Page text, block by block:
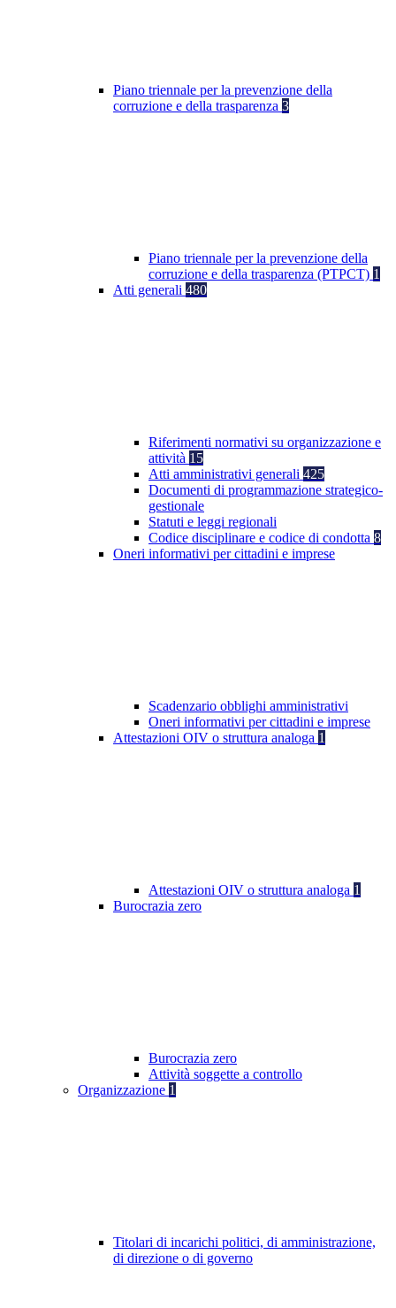
Piano triennale per la prevenzione della
corruzione e della trasparenza 3
Piano triennale per la prevenzione della
corruzione e della trasparenza (PTPCT) 1
Atti generali 480
Riferimenti normativi su organizzazione e
attività 15
Atti amministrativi generali 425
Documenti di programmazione strategico-
gestionale
Statuti e leggi regionali
Codice disciplinare e codice di condotta 8
Oneri informativi per cittadini e imprese
Scadenzario obblighi amministrativi
Oneri informativi per cittadini e imprese
Attestazioni OIV o struttura analoga 1
Attestazioni OIV o struttura analoga 1
Burocrazia zero
Burocrazia zero
Attività soggette a controllo
Organizzazione 1
Titolari di incarichi politici, di amministrazione,
di direzione o di governo